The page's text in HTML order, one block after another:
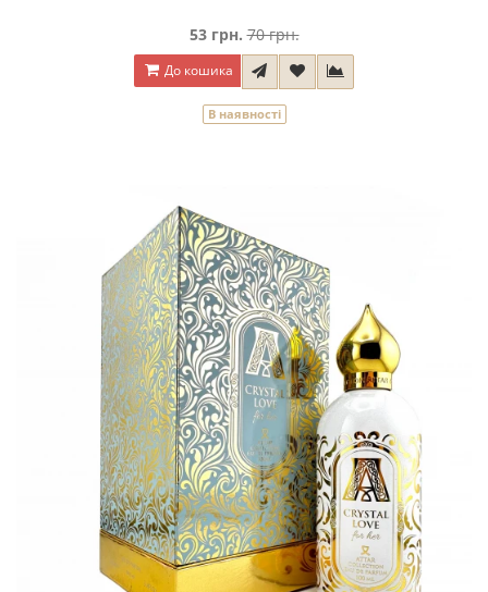
53 грн. 70 грн.
До кошика
В наявності